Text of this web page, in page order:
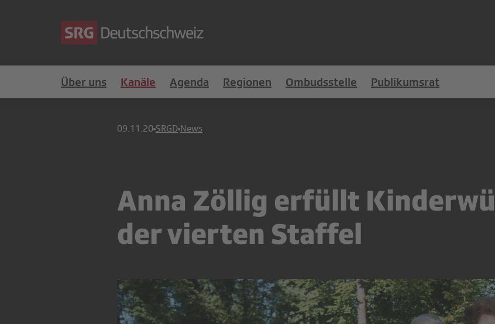
Über uns Kanäle Agenda Regionen Ombudsstelle Publikumsrat
09.11.20 SRGD News
Anna Zöllig erfüllt
der vierten Staffel